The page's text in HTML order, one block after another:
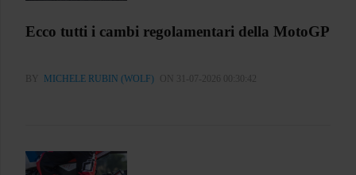
Ecco tutti i cambi regolamentari della MotoGP
BY MICHELE RUBIN (WOLF) ON 31-07-2026 00:30:42